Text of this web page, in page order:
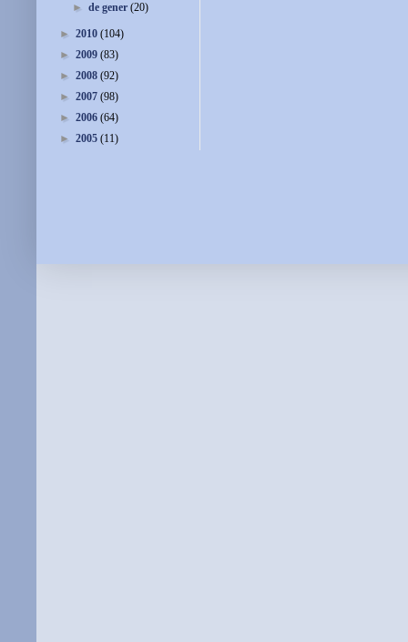
►de gener(20)
► 2010 (104)
► 2009 (83)
► 2008 (92)
► 2007 (98)
► 2006 (64)
► 2005 (11)